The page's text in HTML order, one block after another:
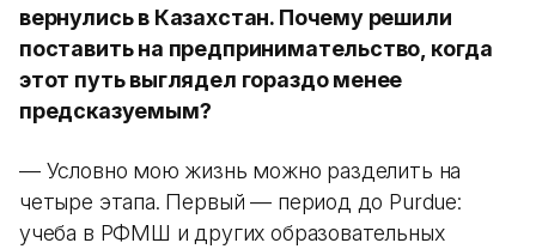
вернулись в Казахстан. Почему решили
поставить на предпринимательство, когда
этот путь выглядел гораздо менее
предсказуемым?
— Условно мою жизнь можно разделить на
четыре этапа. Первый — период до Purdue:
учеба в РФМШ и других образовательных